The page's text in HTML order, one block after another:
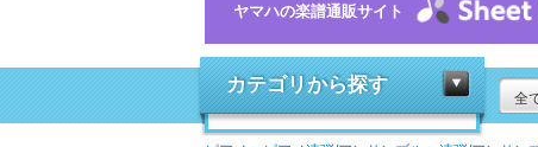
ヤマハの楽譜通販サイト
カテゴリから探す
全